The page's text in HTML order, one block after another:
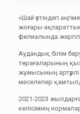
«Шай үстіндегі
жоғары
филиалында
Аудандық білім
төрағаларының
жұмысының
мәселелер
2021-2023
келісімнің